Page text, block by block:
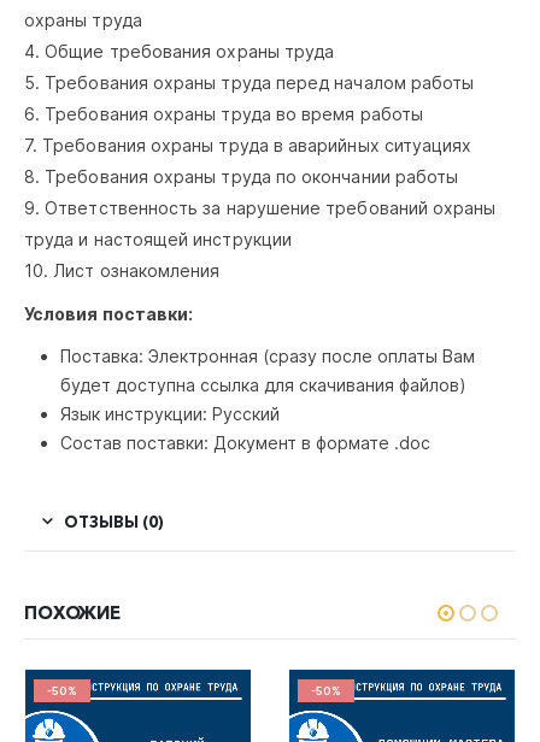
охраны труда
4. Общие требования охраны труда
5. Требования охраны труда перед началом работы
6. Требования охраны труда во время работы
7. Требования охраны труда в аварийных ситуациях
8. Требования охраны труда по окончании работы
9. Ответственность за нарушение требований охраны
труда и настоящей инструкции
10. Лист ознакомления
Условия поставки:
Поставка: Электронная (сразу после оплаты Вам
будет доступна ссылка для скачивания файлов)
Язык инструкции: Русский
Состав поставки: Документ в формате .doc
ОТЗЫВЫ (0)
ПОХОЖИЕ
-50% -50%